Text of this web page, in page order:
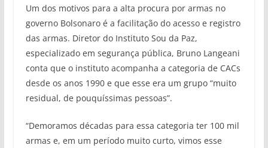
Um dos motivos para a alta procura por armas no
governo Bolsonaro é a facilitação do acesso e registro
das armas. Diretor do Instituto Sou da Paz,
especializado em segurança pública, Bruno Langeani
conta que o instituto acompanha a categoria de CACs
desde os anos 1990 e que esse era um grupo “muito
residual, de pouquíssimas pessoas”.
“Demoramos décadas para essa categoria ter 100 mil
armas e, em um período muito curto, vimos esse